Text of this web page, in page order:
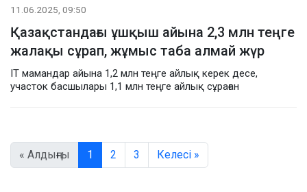
11.06.2025, 09:50
Қазақстандағы ұшқыш айына 2,3 млн теңге
жалақы сұрап, жұмыс таба алмай жүр
IT мамандар айына 1,2 млн теңге айлық керек десе,
участок басшылары 1,1 млн теңге айлық сұраған
« Алдыңғы 1 2 3 Келесі »